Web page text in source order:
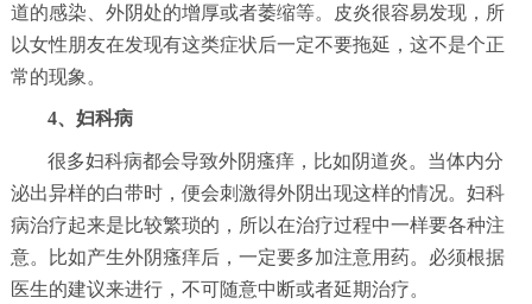
道的感染、外阴处的增厚或者萎缩等。皮炎很容易发现，所
以女性朋友在发现有这类症状后一定不要拖延，这不是个正
常的现象。
4、妇科病
很多妇科病都会导致外阴瘙痒，比如阴道炎。当体内分
泌出异样的白带时，便会刺激得外阴出现这样的情况。妇科
病治疗起来是比较繁琐的，所以在治疗过程中一样要各种注
意。比如产生外阴瘙痒后，一定要多加注意用药。必须根据
医生的建议来进行，不可随意中断或者延期治疗。